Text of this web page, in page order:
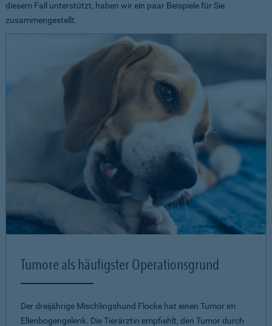
diesem Fall unterstützt, haben wir ein paar Beispiele für Sie
zusammengestellt.
Tumore als häufigster Operationsgrund
Der dreijährige Mischlingshund Flocke hat einen Tumor im
Ellenbogengelenk. Die Tierärztin empfiehlt, den Tumor durch